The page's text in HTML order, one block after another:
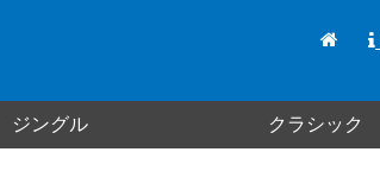
ジングル クラシック